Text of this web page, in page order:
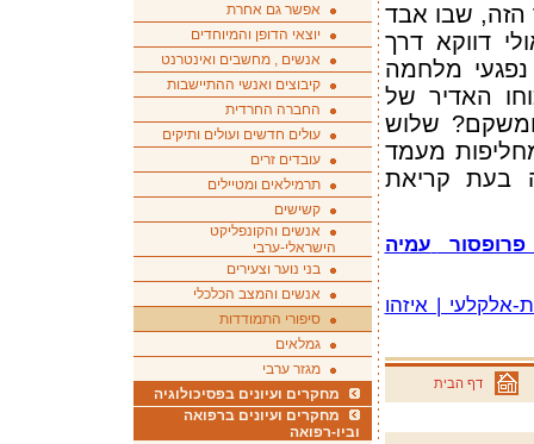
הזה, שבו אבד
דווקא דרך
מלחמה
האדיר של
שלוש
מעמד
בעת קריאת
עמיה
אלקלעי | איזהו
דף הבית
אפשר גם אחרת
יוצאי הדופן והמיוחדים
אנשים , מחשבים ואינטרנט
קיבוצים ואנשי ההתיישבות
החברה החרדית
עולים חדשים ועולים ותיקים
עובדים זרים
תרמילאים ומטיילים
קשישים
אנשים והקונפליקט
הישראלי-ערבי
בני נוער וצעירים
אנשים והמצב הכלכלי
סיפורי התמודדות
גמלאים
מגזר ערבי
מחקרים ועיונים בפסיכולוגיה
מחקרים ועיונים ברפואה
וביו-רפואה